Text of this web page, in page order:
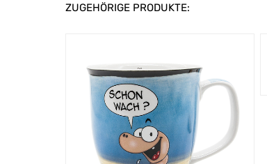
ZUGEHÖRIGE PRODUKTE: